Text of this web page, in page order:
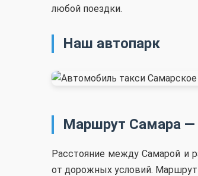
любой поездки.
Наш автопарк
Маршрут Самара —
Расстояние между Самарой и
от дорожных условий. Маршрут